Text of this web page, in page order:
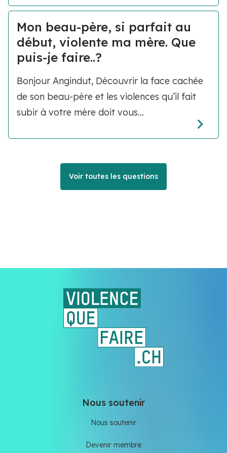
Mon beau-père, si parfait au
début, violente ma mère. Que
puis-je faire..?
Bonjour Angindut, Découvrir la face cachée
de son beau-père et les violences qu’il fait
subir à votre mère doit vous...
Voir toutes les questions
Nous soutenir
Nous soutenir
Devenir membre